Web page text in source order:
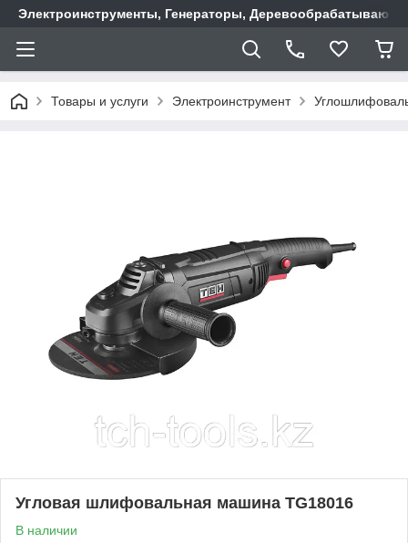
Электроинструменты, Генераторы,
Товары и услуги Электроинструмент
Угловая шлифовальная машина TG18016
В наличии